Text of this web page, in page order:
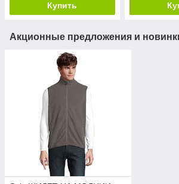
Купить
Акционные предложения и